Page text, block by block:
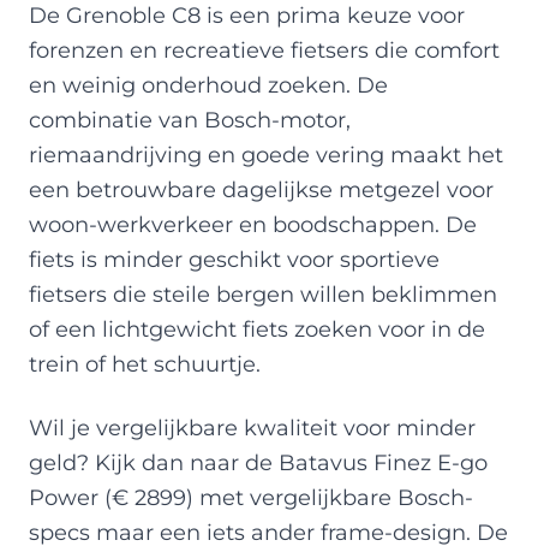
De Grenoble C8 is een prima keuze voor
forenzen en recreatieve fietsers die comfort
en weinig onderhoud zoeken. De
combinatie van Bosch-motor,
riemaandrijving en goede vering maakt het
een betrouwbare dagelijkse metgezel voor
woon-werkverkeer en boodschappen. De
fiets is minder geschikt voor sportieve
fietsers die steile bergen willen beklimmen
of een lichtgewicht fiets zoeken voor in de
trein of het schuurtje.
Wil je vergelijkbare kwaliteit voor minder
geld? Kijk dan naar de Batavus Finez E-go
Power (€ 2899) met vergelijkbare Bosch-
specs maar een iets ander frame-design. De